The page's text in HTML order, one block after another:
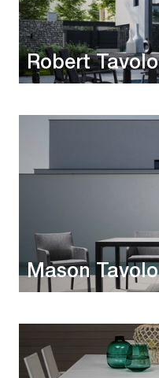
Robert Tavolo
Mason Tavolo